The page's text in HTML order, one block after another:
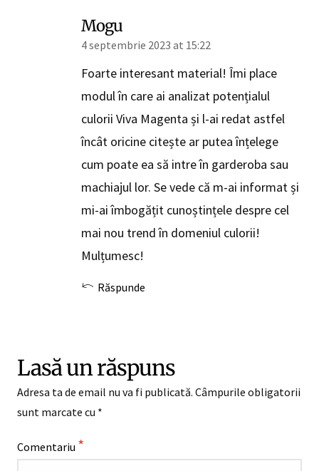
Mogu
4 septembrie 2023 at 15:22
Foarte interesant material! Îmi place
modul în care ai analizat potențialul
culorii Viva Magenta și l-ai redat astfel
încât oricine citește ar putea înțelege
cum poate ea să intre în garderoba sau
machiajul lor. Se vede că m-ai informat și
mi-ai îmbogățit cunoștințele despre cel
mai nou trend în domeniul culorii!
Mulțumesc!
Răspunde
Lasă un răspuns
Adresa ta de email nu va fi publicată. Câmpurile obligatorii
sunt marcate cu *
Comentariu *